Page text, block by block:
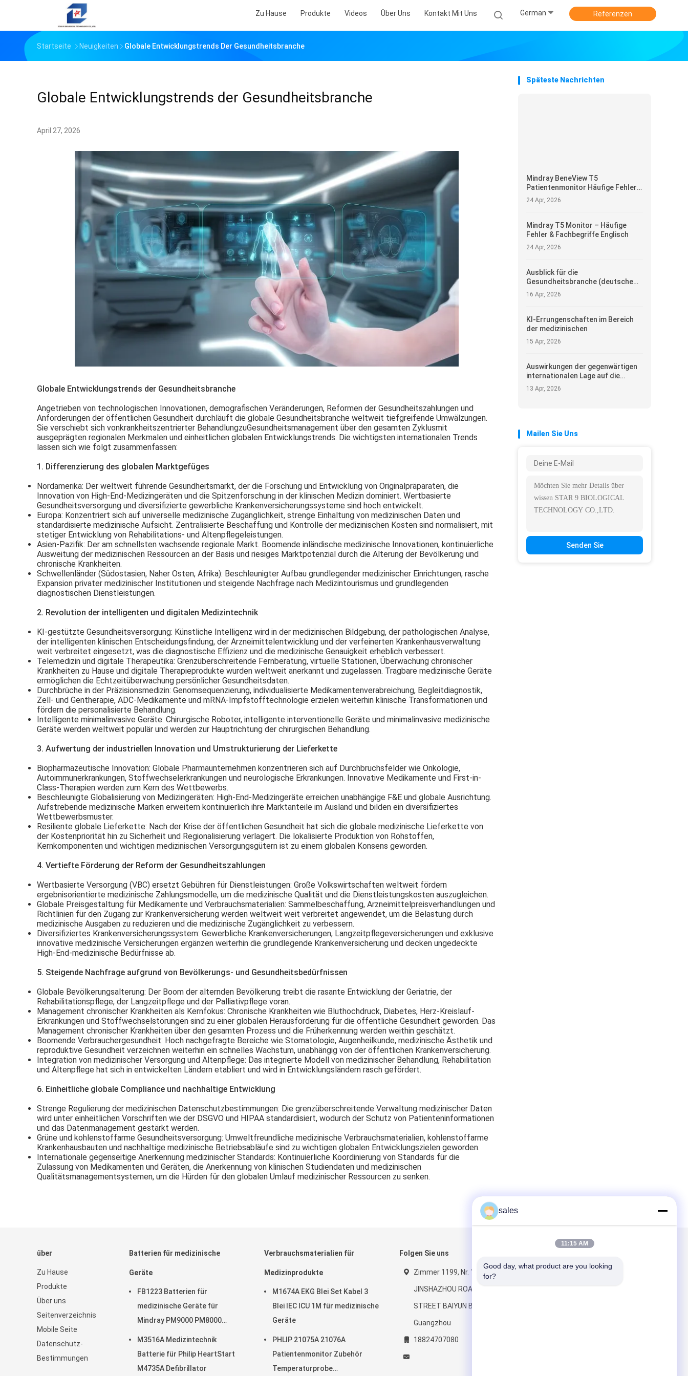
Zu Hause Produkte Videos Über Uns Kontakt Mit Uns German Referenzen
Startseite Neuigkeiten Globale Entwicklungstrends Der Gesundheitsbranche
Globale Entwicklungstrends der Gesundheitsbranche
April 27, 2026
Globale Entwicklungstrends der Gesundheitsbranche
Angetrieben von technologischen Innovationen, demografischen Veränderungen, Reformen der Gesundheitszahlungen und
Anforderungen der öffentlichen Gesundheit durchläuft die globale Gesundheitsbranche weltweit tiefgreifende Umwälzungen.
Sie verschiebt sich vonkrankheitszentrierter BehandlungzuGesundheitsmanagement über den gesamten Zyklusmit
ausgeprägten regionalen Merkmalen und einheitlichen globalen Entwicklungstrends. Die wichtigsten internationalen Trends
lassen sich wie folgt zusammenfassen:
1. Differenzierung des globalen Marktgefüges
Nordamerika: Der weltweit führende Gesundheitsmarkt, der die Forschung und Entwicklung von Originalpräparaten, die
Innovation von High-End-Medizingeräten und die Spitzenforschung in der klinischen Medizin dominiert. Wertbasierte
Gesundheitsversorgung und diversifizierte gewerbliche Krankenversicherungssysteme sind hoch entwickelt.
Europa: Konzentriert sich auf universelle medizinische Zugänglichkeit, strenge Einhaltung von medizinischen Daten und
standardisierte medizinische Aufsicht. Zentralisierte Beschaffung und Kontrolle der medizinischen Kosten sind normalisiert, mit
stetiger Entwicklung von Rehabilitations- und Altenpflegeleistungen.
Asien-Pazifik: Der am schnellsten wachsende regionale Markt. Boomende inländische medizinische Innovationen, kontinuierliche
Ausweitung der medizinischen Ressourcen an der Basis und riesiges Marktpotenzial durch die Alterung der Bevölkerung und
chronische Krankheiten.
Schwellenländer (Südostasien, Naher Osten, Afrika): Beschleunigter Aufbau grundlegender medizinischer Einrichtungen, rasche
Expansion privater medizinischer Institutionen und steigende Nachfrage nach Medizintourismus und grundlegenden
diagnostischen Dienstleistungen.
2. Revolution der intelligenten und digitalen Medizintechnik
KI-gestützte Gesundheitsversorgung: Künstliche Intelligenz wird in der medizinischen Bildgebung, der pathologischen Analyse,
der intelligenten klinischen Entscheidungsfindung, der Arzneimittelentwicklung und der verfeinerten Krankenhausverwaltung
weit verbreitet eingesetzt, was die diagnostische Effizienz und die medizinische Genauigkeit erheblich verbessert.
Telemedizin und digitale Therapeutika: Grenzüberschreitende Fernberatung, virtuelle Stationen, Überwachung chronischer
Krankheiten zu Hause und digitale Therapieprodukte wurden weltweit anerkannt und zugelassen. Tragbare medizinische Geräte
ermöglichen die Echtzeitüberwachung persönlicher Gesundheitsdaten.
Durchbrüche in der Präzisionsmedizin: Genomsequenzierung, individualisierte Medikamentenverabreichung, Begleitdiagnostik,
Zell- und Gentherapie, ADC-Medikamente und mRNA-Impfstofftechnologie erzielen weiterhin klinische Transformationen und
fördern die personalisierte Behandlung.
Intelligente minimalinvasive Geräte: Chirurgische Roboter, intelligente interventionelle Geräte und minimalinvasive medizinische
Geräte werden weltweit populär und werden zur Hauptrichtung der chirurgischen Behandlung.
3. Aufwertung der industriellen Innovation und Umstrukturierung der Lieferkette
Biopharmazeutische Innovation: Globale Pharmaunternehmen konzentrieren sich auf Durchbruchsfelder wie Onkologie,
Autoimmunerkrankungen, Stoffwechselerkrankungen und neurologische Erkrankungen. Innovative Medikamente und First-in-
Class-Therapien werden zum Kern des Wettbewerbs.
Beschleunigte Globalisierung von Medizingeräten: High-End-Medizingeräte erreichen unabhängige F&E und globale Ausrichtung.
Aufstrebende medizinische Marken erweitern kontinuierlich ihre Marktanteile im Ausland und bilden ein diversifiziertes
Wettbewerbsmuster.
Resiliente globale Lieferkette: Nach der Krise der öffentlichen Gesundheit hat sich die globale medizinische Lieferkette von
der Kostenpriorität hin zu Sicherheit und Regionalisierung verlagert. Die lokalisierte Produktion von Rohstoffen,
Kernkomponenten und wichtigen medizinischen Versorgungsgütern ist zu einem globalen Konsens geworden.
4. Vertiefte Förderung der Reform der Gesundheitszahlungen
Wertbasierte Versorgung (VBC) ersetzt Gebühren für Dienstleistungen: Große Volkswirtschaften weltweit fördern
ergebnisorientierte medizinische Zahlungsmodelle, um die medizinische Qualität und die Dienstleistungskosten auszugleichen.
Globale Preisgestaltung für Medikamente und Verbrauchsmaterialien: Sammelbeschaffung, Arzneimittelpreisverhandlungen und
Richtlinien für den Zugang zur Krankenversicherung werden weltweit weit verbreitet angewendet, um die Belastung durch
medizinische Ausgaben zu reduzieren und die medizinische Zugänglichkeit zu verbessern.
Diversifiziertes Krankenversicherungssystem: Gewerbliche Krankenversicherungen, Langzeitpflegeversicherungen und exklusive
innovative medizinische Versicherungen ergänzen weiterhin die grundlegende Krankenversicherung und decken ungedeckte
High-End-medizinische Bedürfnisse ab.
5. Steigende Nachfrage aufgrund von Bevölkerungs- und Gesundheitsbedürfnissen
Globale Bevölkerungsalterung: Der Boom der alternden Bevölkerung treibt die rasante Entwicklung der Geriatrie, der
Rehabilitationspflege, der Langzeitpflege und der Palliativpflege voran.
Management chronischer Krankheiten als Kernfokus: Chronische Krankheiten wie Bluthochdruck, Diabetes, Herz-Kreislauf-
Erkrankungen und Stoffwechselstörungen sind zu einer globalen Herausforderung für die öffentliche Gesundheit geworden. Das
Management chronischer Krankheiten über den gesamten Prozess und die Früherkennung werden weithin geschätzt.
Boomende Verbrauchergesundheit: Hoch nachgefragte Bereiche wie Stomatologie, Augenheilkunde, medizinische Ästhetik und
reproduktive Gesundheit verzeichnen weiterhin ein schnelles Wachstum, unabhängig von der öffentlichen Krankenversicherung.
Integration von medizinischer Versorgung und Altenpflege: Das integrierte Modell von medizinischer Behandlung, Rehabilitation
und Altenpflege hat sich in entwickelten Ländern etabliert und wird in Entwicklungsländern rasch gefördert.
6. Einheitliche globale Compliance und nachhaltige Entwicklung
Strenge Regulierung der medizinischen Datenschutzbestimmungen: Die grenzüberschreitende Verwaltung medizinischer Daten
wird unter einheitlichen Vorschriften wie der DSGVO und HIPAA standardisiert, wodurch der Schutz von Patienteninformationen
und das Datenmanagement gestärkt werden.
Grüne und kohlenstoffarme Gesundheitsversorgung: Umweltfreundliche medizinische Verbrauchsmaterialien, kohlenstoffarme
Krankenhausbauten und nachhaltige medizinische Betriebsabläufe sind zu wichtigen globalen Entwicklungszielen geworden.
Internationale gegenseitige Anerkennung medizinischer Standards: Kontinuierliche Koordinierung von Standards für die
Zulassung von Medikamenten und Geräten, die Anerkennung von klinischen Studiendaten und medizinischen
Qualitätsmanagementsystemen, um die Hürden für den globalen Umlauf medizinischer Ressourcen zu senken.
Späteste Nachrichten
Mindray BeneView T5
Patientenmonitor Häufige Fehler
und Wartungsempfehlungen
24 Apr, 2026
Mindray T5 Monitor – Häufige
Fehler & Fachbegriffe Englisch
24 Apr, 2026
Ausblick für die
Gesundheitsbranche (deutsche
Version, professionell & prägnant)
16 Apr, 2026
KI-Errungenschaften im Bereich
der medizinischen
15 Apr, 2026
Auswirkungen der gegenwärtigen
internationalen Lage auf die
Ausfuhr von medizinischen
Hilfsmitteln
13 Apr, 2026
Mailen Sie Uns
Senden Sie
über
Zu Hause
Produkte
Über uns
Seitenverzeichnis
Mobile Seite
Datenschutz-
Bestimmungen
Batterien für medizinische
Geräte
FB1223 Batterien für
medizinische Geräte für
Mindray PM9000 PM8000
M3516A Medizintechnik
Batterie für Philip HeartStart
M4735A Defibrillator
Verbrauchsmaterialien für
Medizinprodukte
M1674A EKG Blei Set Kabel 3
Blei IEC ICU 1M für medizinische
Geräte
PHLIP 21075A 21076A
Patientenmonitor Zubehör
Temperaturprobe
Folgen Sie uns
Zimmer 1199, Nr. 119
JINSHAZHOU ROAD JINSHAU
STREET BAIYUN Bereich
Guangzhou
18824707080
sales
11:15 AM
Good day, what product are you looking
for?